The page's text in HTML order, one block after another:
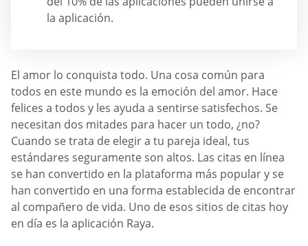
la aplicación.
El amor lo conquista todo. Una cosa común para
todos en este mundo es la emoción del amor. Hace
felices a todos y les ayuda a sentirse satisfechos. Se
necesitan dos mitades para hacer un todo, ¿no?
Cuando se trata de elegir a tu pareja ideal, tus
estándares seguramente son altos. Las citas en línea
se han convertido en la plataforma más popular y se
han convertido en una forma establecida de encontrar
al compañero de vida. Uno de esos sitios de citas hoy
en día es la aplicación Raya.